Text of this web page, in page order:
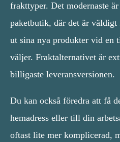
frakttyper. Det modernaste
paketbutik, där det är
ut sina nya produkter vid en
väljer. Fraktalternativet är
billigaste leveransversionen.
Du kan också föredra att få
hemadress eller till din
oftast lite mer komplicerad,